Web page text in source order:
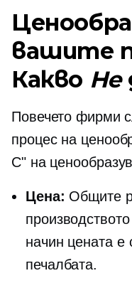
вашите
Какво Не
Повечето фирми
процес на
C" на
Цена: Общите
начин цената е
печалбата.